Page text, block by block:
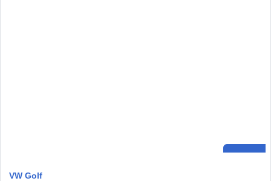
VW Golf